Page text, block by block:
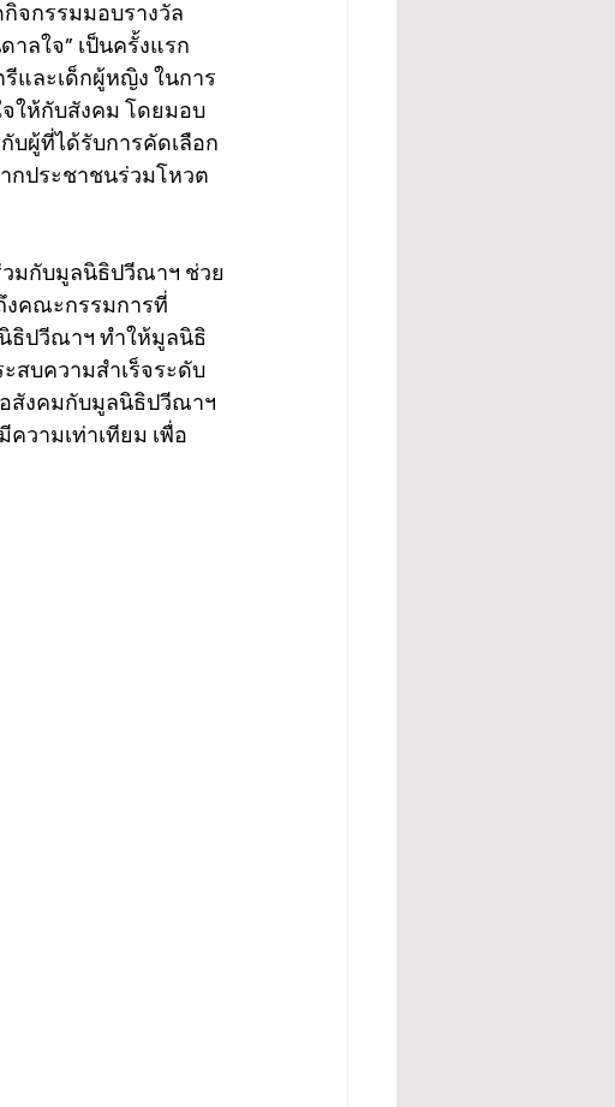
จกรรมมอบรางวัล
าลใจ” เป็นครั้งแรก
และเด็กผู้หญิง ในการ
จให้กับสังคม โดยมอบ
กับผู้ที่ได้รับการคัดเลือก
ากประชาชนร่วมโหวต
มกับมูลนิธิปวีณาฯ ช่วย
งคณะกรรมการที่
ธิปวีณาฯ ทำให้มูลนิธิ
สบความสำเร็จระดับ
สังคมกับมูลนิธิปวีณาฯ
วามเท่าเทียม เพื่อ